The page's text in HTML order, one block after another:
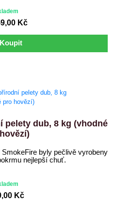
Kč
Koupit
pelety dub, 8 kg (vhodné
byly pečlivě vyrobeny
nejlepší chuť.
Kč